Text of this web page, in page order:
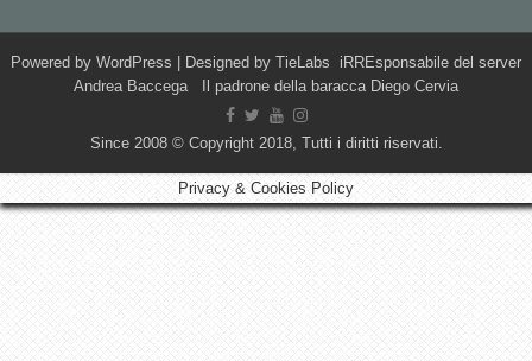
Powered by WordPress | Designed by TieLabs iRREsponsabile del server
Andrea Baccega Il padrone della baracca Diego Cervia
Since 2008 © Copyright 2018, Tutti i diritti riservati.
Privacy & Cookies Policy